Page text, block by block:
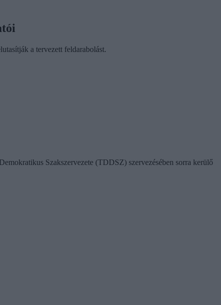
a tervezett feldarabolást.
Szakszervezete (TDDSZ) szervezésében sorra kerülő